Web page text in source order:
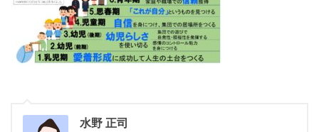
水野 正司